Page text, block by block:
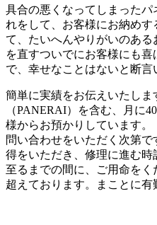
具合の悪くなってしまったパ
れをして、お客様にお納め
て、たいへんやりがいのあ
を直すついでにお客様にも
で、幸せなことはないと断言
簡単に実績をお伝えいたし
（PANERAI）を含む、月に
様からお預かりしています
問い合わせをいただく次第
得をいただき、修理に進む
至るまでの間に、ご用命をく
超えております。まことに有